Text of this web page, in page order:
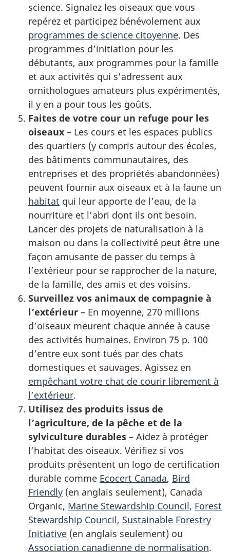
science. Signalez les oiseaux que vous
repérez et participez bénévolement aux
programmes de science citoyenne. Des
programmes d’initiation pour les
débutants, aux programmes pour la famille
et aux activités qui s’adressent aux
ornithologues amateurs plus expérimentés,
il y en a pour tous les goûts.
Faites de votre cour un refuge pour les
oiseaux – Les cours et les espaces publics
des quartiers (y compris autour des écoles,
des bâtiments communautaires, des
entreprises et des propriétés abandonnées)
peuvent fournir aux oiseaux et à la faune un
habitat qui leur apporte de l’eau, de la
nourriture et l’abri dont ils ont besoin.
Lancer des projets de naturalisation à la
maison ou dans la collectivité peut être une
façon amusante de passer du temps à
l’extérieur pour se rapprocher de la nature,
de la famille, des amis et des voisins.
Surveillez vos animaux de compagnie à
l’extérieur – En moyenne, 270 millions
d’oiseaux meurent chaque année à cause
des activités humaines. Environ 75 p. 100
d’entre eux sont tués par des chats
domestiques et sauvages. Agissez en
empêchant votre chat de courir librement à
l’extérieur.
Utilisez des produits issus de
l’agriculture, de la pêche et de la
sylviculture durables – Aidez à protéger
l’habitat des oiseaux. Vérifiez si vos
produits présentent un logo de certification
durable comme Ecocert Canada, Bird
Friendly (en anglais seulement), Canada
Organic, Marine Stewardship Council, Forest
Stewardship Council, Sustainable Forestry
Initiative (en anglais seulement) ou
Association canadienne de normalisation.